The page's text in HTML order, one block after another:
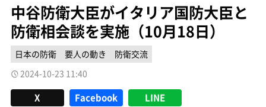
中谷防衛大臣がイタリア国防大臣と
防衛相会談を実施（10月18日）
日本の防衛 要人の動き
防衛交流
2024-10-23 11:40
X Facebook LINE